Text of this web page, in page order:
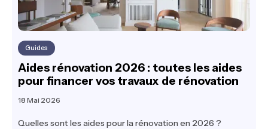
Guides
Aides rénovation 2026 : toutes les aides
pour financer vos travaux de rénovation
18 Mai 2026
Quelles sont les aides pour la rénovation en 2026 ?